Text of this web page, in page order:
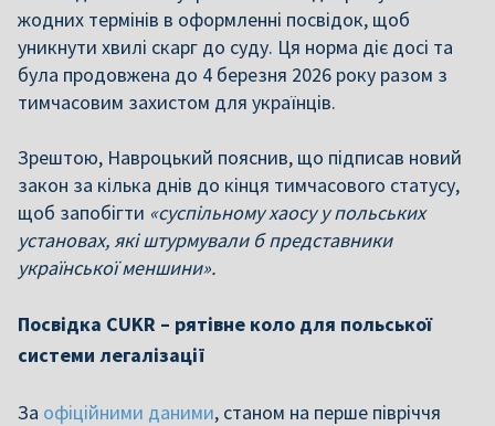
жодних термінів в оформленні посвідок, щоб
уникнути хвилі скарг до суду. Ця норма діє досі та
була продовжена до 4 березня 2026 року разом з
тимчасовим захистом для українців.
Зрештою, Навроцький пояснив, що підписав новий
закон за кілька днів до кінця тимчасового статусу,
щоб запобігти «суспільному хаосу у польських
установах, які штурмували б представники
української меншини».
Посвідка CUKR – рятівне коло для польської
системи легалізації
За офіційними даними, станом на перше півріччя